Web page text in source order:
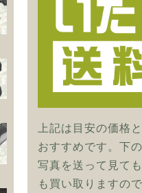
上記は目安の価格
おすすめです。下
写真を送って見て
も買い取りますの